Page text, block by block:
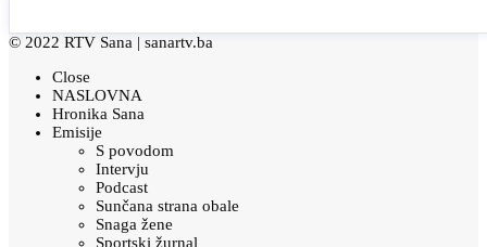
© 2022 RTV Sana | sanartv.ba
Close
NASLOVNA
Hronika Sana
Emisije
S povodom
Intervju
Podcast
Sunčana strana obale
Snaga žene
Sportski žurnal